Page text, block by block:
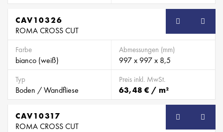
CAV10326
ROMA CROSS CUT
Farbe
bianco (weiß)
Abmessungen (mm)
997 x 997 x 8,5
Typ
Boden / Wandfliese
Preis inkl. MwSt.
63,48 € / m²
CAV10317
ROMA CROSS CUT